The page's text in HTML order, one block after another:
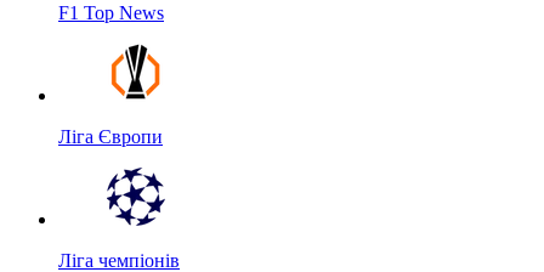
F1 Top News
Ліга Європи
Ліга чемпіонів